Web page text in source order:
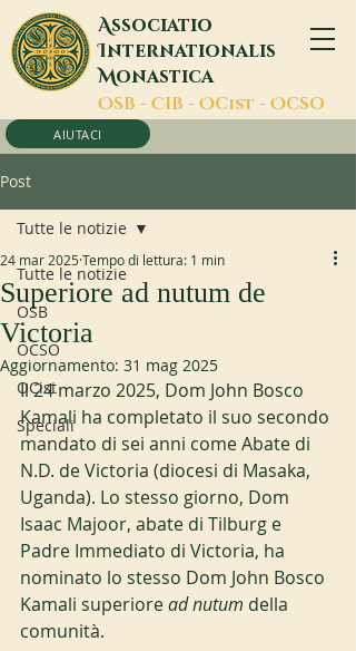
Associatio
Internationalis
Monastica
OSB - CIB - OCist - OCSO
AIUTACI
Post
Tutte le notizie
OSB
OCSO
OCist
Speciali
Tutte le notizie
Superiore ad nutum de
Victoria
24 mar 2025Tempo di lettura: 1 min
Aggiornamento: 31 mag 2025
Il 24 marzo 2025, Dom John Bosco
Kamali ha completato il suo secondo
mandato di sei anni come Abate di
N.D. de Victoria (diocesi di Masaka,
Uganda). Lo stesso giorno, Dom
Isaac Majoor, abate di Tilburg e
Padre Immediato di Victoria, ha
nominato lo stesso Dom John Bosco
Kamali superiore ad nutum della
comunità.